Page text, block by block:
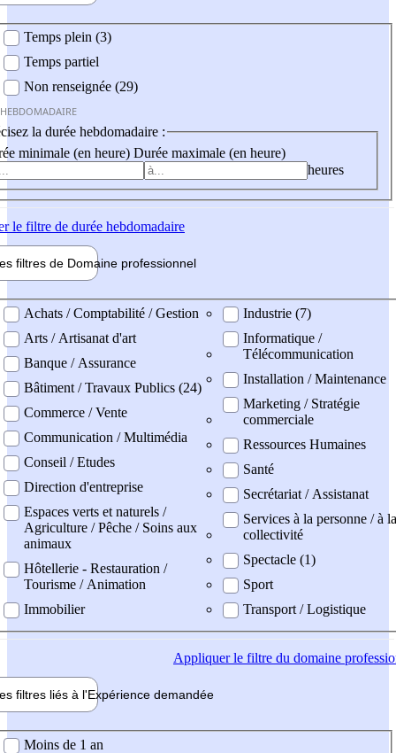
Temps plein (3)
Temps partiel
Non renseignée (29)
la durée hebdomadaire :
minimale (en heure) Durée maximale (en heure)
heures
le filtre de durée hebdomadaire
filtres de Domaine professionnel
professionel
Achats / Comptabilité / Gestion
Arts / Artisanat d'art
Banque / Assurance
Bâtiment / Travaux Publics (24)
Commerce / Vente
Communication / Multimédia
Conseil / Etudes
Direction d'entreprise
Espaces verts et naturels /
Agriculture / Pêche / Soins aux
animaux
Hôtellerie - Restauration /
Tourisme / Animation
Immobilier
Industrie (7)
Informatique /
Télécommunication
Installation / Maintenance
Marketing / Stratégie
commerciale
Ressources Humaines
Santé
Secrétariat / Assistanat
Services à la personne / à la
collectivité
Spectacle (1)
Sport
Transport / Logistique
Appliquerle filtre du domaine
filtres liés à l'Expérience demandée
demandée
Moins de 1 an